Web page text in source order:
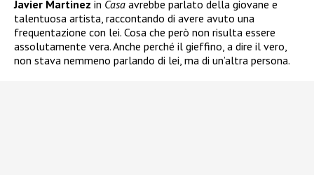
Javier Martinez in Casa avrebbe parlato della giovane e
talentuosa artista, raccontando di avere avuto una
frequentazione con lei. Cosa che però non risulta essere
assolutamente vera. Anche perché il gieffino, a dire il vero,
non stava nemmeno parlando di lei, ma di un’altra persona.